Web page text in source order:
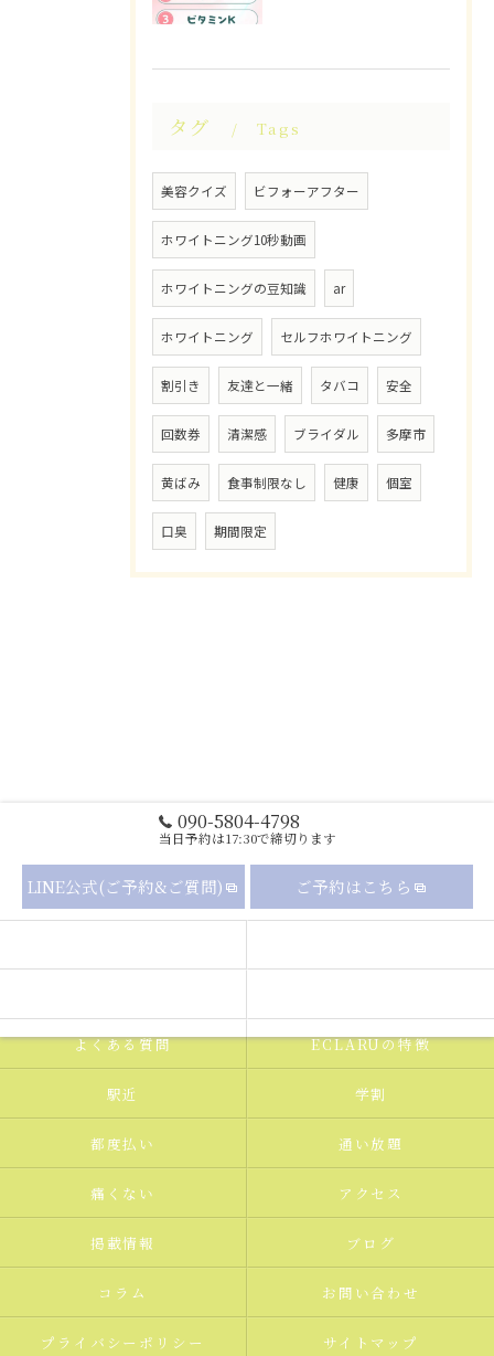
タグ Tags
美容クイズ ビフォーアフター
ホワイトニング10秒動画
ホワイトニングの豆知識 ar
ホワイトニング セルフホワイトニング
割引き 友達と一緒 タバコ 安全
回数券 清潔感 ブライダル 多摩市
黄ばみ 食事制限なし 健康 個室
口臭 期間限定
090-5804-4798
当日予約は17:30で締切ります
LINE公式(ご予約&ご質問) ご予約はこちら
よくある質問 ECLARUの特徴
駅近 学割
都度払い 通い放題
痛くない アクセス
掲載情報 ブログ
コラム お問い合わせ
プライバシーポリシー サイトマップ